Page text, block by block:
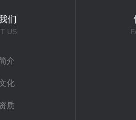
们
US
介
化
质